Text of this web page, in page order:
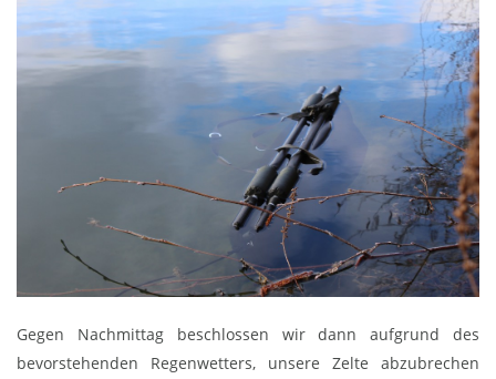
Gegen Nachmittag beschlossen wir dann aufgrund des
bevorstehenden Regenwetters, unsere Zelte abzubrechen